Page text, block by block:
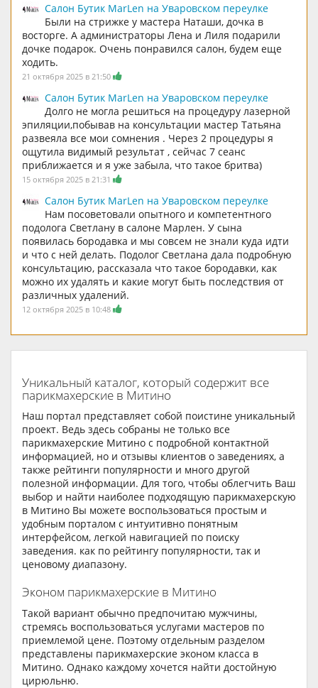
Салон Бутик MarLen на Уваровском переулке
Были на стрижке у мастера Наташи, дочка в
восторге. А администраторы Лена и Лиля подарили
дочке подарок. Очень понравился салон, будем еще
ходить.
21 октября 2025 в 21:50
Салон Бутик MarLen на Уваровском переулке
Долго не могла решиться на процедуру лазерной
эпиляции,побывав на консультации мастер Татьяна
развеяла все мои сомнения . Через 2 процедуры я
ощутила видимый результат , сейчас 7 сеанс
приближается и я уже забыла, что такое бритва)
15 октября 2025 в 21:31
Салон Бутик MarLen на Уваровском переулке
Нам посоветовали опытного и компетентного
подолога Светлану в салоне Марлен. У сына
появилась бородавка и мы совсем не знали куда идти
и что с ней делать. Подолог Светлана дала подробную
консультацию, рассказала что такое бородавки, как
можно их удалять и какие могут быть последствия от
различных удалений.
12 октября 2025 в 10:48
Уникальный каталог, который содержит все
парикмахерские в Митино
Наш портал представляет собой поистине уникальный
проект. Ведь здесь собраны не только все
парикмахерские Митино с подробной контактной
информацией, но и отзывы клиентов о заведениях, а
также рейтинги популярности и много другой
полезной информации. Для того, чтобы облегчить Ваш
выбор и найти наиболее подходящую парикмахерскую
в Митино Вы можете воспользоваться простым и
удобным порталом с интуитивно понятным
интерфейсом, легкой навигацией по поиску
заведения. как по рейтингу популярности, так и
ценовому диапазону.
Эконом парикмахерские в Митино
Такой вариант обычно предпочитаю мужчины,
стремясь воспользоваться услугами мастеров по
приемлемой цене. Поэтому отдельным разделом
представлены парикмахерские эконом класса в
Митино. Однако каждому хочется найти достойную
цирюльню.